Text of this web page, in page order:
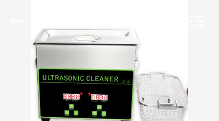
CASA
PRODOTTI
MOSTRA